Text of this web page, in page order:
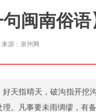
句闽南俗
来源：泉州网
好天指晴天，破沟指开挖
理。凡事要未雨绸缪，有备